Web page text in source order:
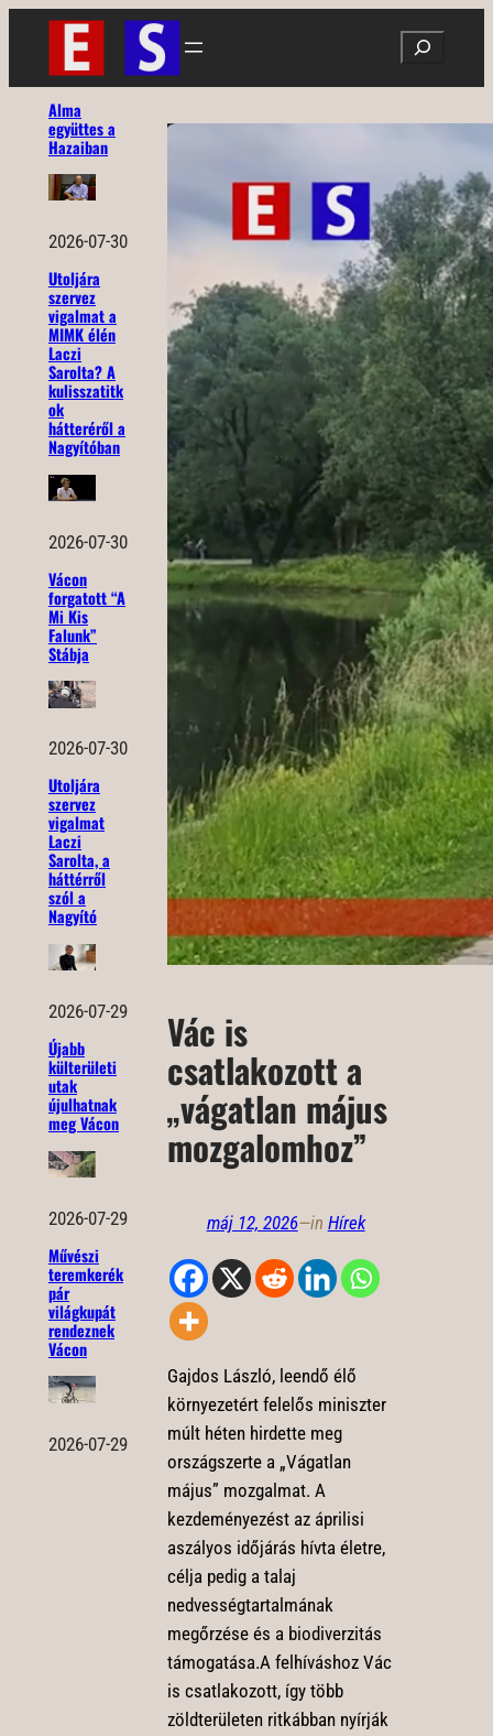
Ugrás
tartalomhoz
Search
Alma
együttes a
Hazaiban
2026-07-30
Utoljára
szervez
vigalmat a
MIMK élén
Laczi
Sarolta? A
kulisszatitk
ok
hátteréről a
Nagyítóban
2026-07-30
Vácon
forgatott “A
Mi Kis
Falunk”
Stábja
2026-07-30
Utoljára
szervez
vigalmat
Laczi
Sarolta, a
háttérről
szól a
Nagyító
2026-07-29
Újabb
külterületi
utak
újulhatnak
meg Vácon
2026-07-29
Művészi
teremkerék
pár
világkupát
rendeznek
Vácon
2026-07-29
Vác is
csatlakozott a
„vágatlan május
mozgalomhoz”
máj 12, 2026—in Hírek
Gajdos László, leendő élő
környezetért felelős miniszter
múlt héten hirdette meg
országszerte a „Vágatlan
május” mozgalmat. A
kezdeményezést az áprilisi
aszályos időjárás hívta életre,
célja pedig a talaj
nedvességtartalmának
megőrzése és a biodiverzitás
támogatása.A felhíváshoz Vác
is csatlakozott, így több
zöldterületen ritkábban nyírják